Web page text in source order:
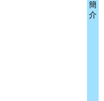
簡
介